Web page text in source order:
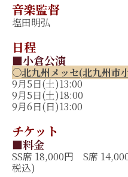
音楽監督
塩田明弘
日程
■小倉公演
〇北九州メッセ(北九州市
9月5日(土)13:00
9月5日(土)18:00
9月6日(日)13:00
チケット
■料金
SS席 18,000円 S席
税込)